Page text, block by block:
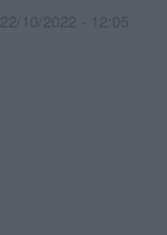
22/10/2022 - 12:05